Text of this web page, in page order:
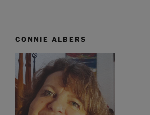
CONNIE ALBERS